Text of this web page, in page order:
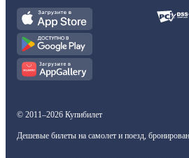
© 2011–2026 Купибилет
Дешевые билеты на самолет и поезд,